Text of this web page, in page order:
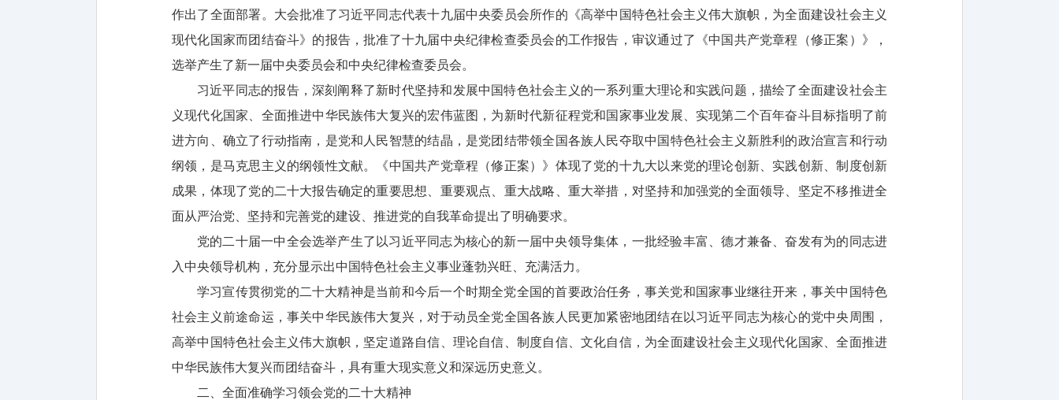
作出了全面部署。大会批准了习近平同志代表十九届中央委员会所作的《高举中国特色社会主义伟大旗帜，为全面建设社会主义
现代化国家而团结奋斗》的报告，批准了十九届中央纪律检查委员会的工作报告，审议通过了《中国共产党章程（修正案）》，
选举产生了新一届中央委员会和中央纪律检查委员会。
习近平同志的报告，深刻阐释了新时代坚持和发展中国特色社会主义的一系列重大理论和实践问题，描绘了全面建设社会主
义现代化国家、全面推进中华民族伟大复兴的宏伟蓝图，为新时代新征程党和国家事业发展、实现第二个百年奋斗目标指明了前
进方向、确立了行动指南，是党和人民智慧的结晶，是党团结带领全国各族人民夺取中国特色社会主义新胜利的政治宣言和行动
纲领，是马克思主义的纲领性文献。《中国共产党章程（修正案）》体现了党的十九大以来党的理论创新、实践创新、制度创新
成果，体现了党的二十大报告确定的重要思想、重要观点、重大战略、重大举措，对坚持和加强党的全面领导、坚定不移推进全
面从严治党、坚持和完善党的建设、推进党的自我革命提出了明确要求。
党的二十届一中全会选举产生了以习近平同志为核心的新一届中央领导集体，一批经验丰富、德才兼备、奋发有为的同志进
入中央领导机构，充分显示出中国特色社会主义事业蓬勃兴旺、充满活力。
学习宣传贯彻党的二十大精神是当前和今后一个时期全党全国的首要政治任务，事关党和国家事业继往开来，事关中国特色
社会主义前途命运，事关中华民族伟大复兴，对于动员全党全国各族人民更加紧密地团结在以习近平同志为核心的党中央周围，
高举中国特色社会主义伟大旗帜，坚定道路自信、理论自信、制度自信、文化自信，为全面建设社会主义现代化国家、全面推进
中华民族伟大复兴而团结奋斗，具有重大现实意义和深远历史意义。
二、全面准确学习领会党的二十大精神